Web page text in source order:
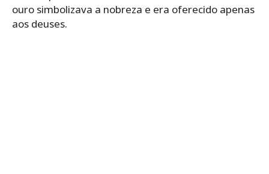
ouro simbolizava a nobreza e era oferecido apenas
aos deuses.